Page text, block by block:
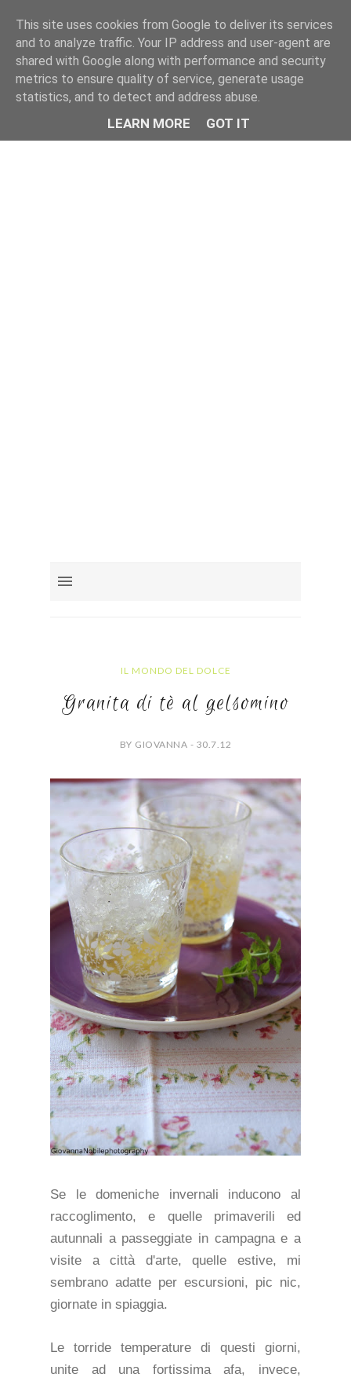
IL MONDO DEL DOLCE
Granita di tè al gelsomino
BY GIOVANNA - 30.7.12
Se le domeniche invernali inducono al
raccoglimento, e quelle primaverili ed
autunnali a passeggiate in campagna e a
visite a città d'arte, quelle estive, mi
sembrano adatte per escursioni, pic nic,
giornate in spiaggia.
Le torride temperature di questi giorni,
unite ad una fortissima afa, invece,
This site uses cookies from Google to deliver its services
and to analyze traffic. Your IP address and user-agent are
shared with Google along with performance and security
metrics to ensure quality of service, generate usage
statistics, and to detect and address abuse.
LEARN MORE GOT IT